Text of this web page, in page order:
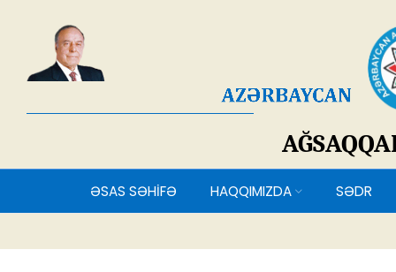
ƏSAS SƏHİFƏ HAQQIMIZDA SƏDR